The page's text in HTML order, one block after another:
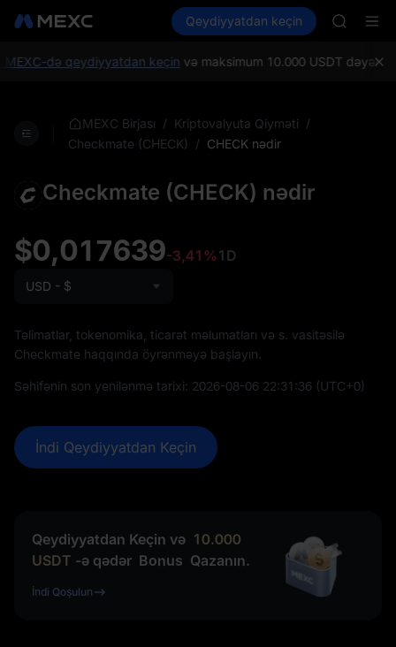
Bazarlar Spot Futures SPCX
Qeydiyyatdan keçin
SPCX
HFT
də qeydiyyatdan keçinvə maksimum 10.000 USDT
MEXC Birjası / Kriptovalyuta Qiyməti /
Checkmate (CHECK)
/ CHECK nədir
Checkmate (CHECK) nədir
$0,017639-3,41%1D
USD - $
Təlimatlar, tokenomika, ticarət məlumatları və s. vasitəsilə
Checkmate haqqında öyrənməyə başlayın.
Səhifənin son yenilənmə tarixi: 2026-08-06 22:31:36 (UTC+0)
İndi Qeydiyyatdan Keçin
Qeydiyyatdan Keçin və 10.000
USDT -ə qədər Bonus Qazanın.
İndi Qoşulun